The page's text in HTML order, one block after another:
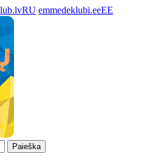
RU emmedeklubi.eeEE
Paieška